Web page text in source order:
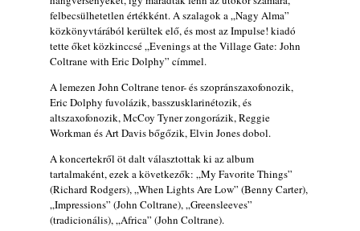
Kikkel beszéltem 2.0 – 5. rész: D
2026. augusztus 04.
Lemezek a hatvanas-hetvenes évekből - 84.
rész: Irving Ashby – Memoirs
2026. augusztus 04.
10 éve halt meg lapunk főszerkesztő-
helyettese, Csányi Attila
2026. augusztus 04.
45 éve történt… Jazz-rock albumok 1981-
ből - Shakatak „Drivin’ Hard”
2026. augusztus 03.
felbecsülhetetlen értékként. A szalagok a „Nagy Alma”
közkönyvtárából kerültek elő, és most az Impulse! kiadó
tette őket közkinccsé „Evenings at the Village Gate: John
Coltrane with Eric Dolphy” címmel.
A lemezen John Coltrane tenor- és szopránszaxofonozik,
Eric Dolphy fuvolázik, basszusklarinétozik, és
altszaxofonozik, McCoy Tyner zongorázik, Reggie
Workman és Art Davis bőgőzik, Elvin Jones dobol.
A koncertekről öt dalt választottak ki az album
tartalmaként, ezek a következők: „My Favorite Things”
(Richard Rodgers), „When Lights Are Low” (Benny Carter),
„Impressions” (John Coltrane), „Greensleeves”
(tradicionális), „Africa” (John Coltrane).